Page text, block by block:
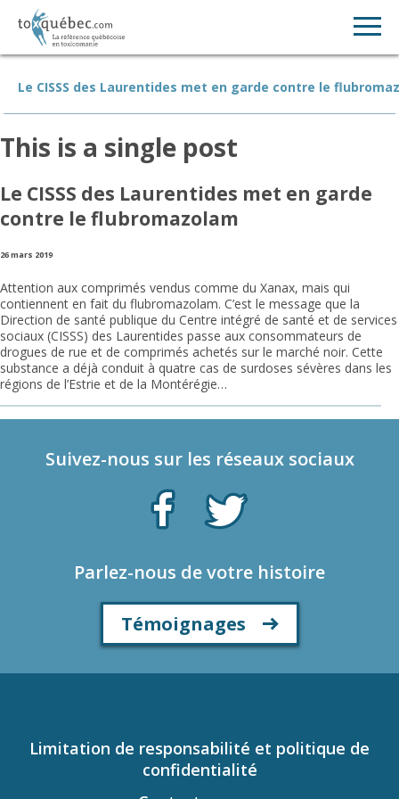
Le CISSS des Laurentides met en garde contre le
This is a single post
Le CISSS des Laurentides met en garde
contre le flubromazolam
26 mars 2019
Attention aux comprimés vendus comme du Xanax, mais qui
contiennent en fait du flubromazolam. C’est le message que la
Direction de santé publique du Centre intégré de santé et de services
sociaux (CISSS) des Laurentides passe aux consommateurs de
drogues de rue et de comprimés achetés sur le marché noir. Cette
substance a déjà conduit à quatre cas de surdoses sévères dans les
régions de l’Estrie et de la Montérégie…
Suivez-nous sur les réseaux sociaux
Parlez-nous de votre histoire
Témoignages
Limitation de responsabilité et politique de
confidentialité